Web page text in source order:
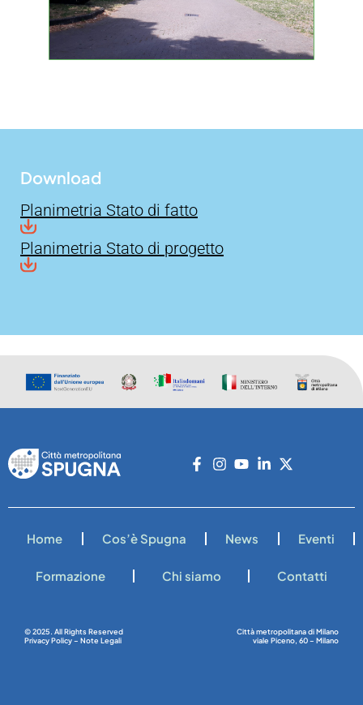
Download
Planimetria Stato di fatto
Planimetria Stato di progetto
Home Cos’è Spugna News Eventi
Formazione Chi siamo Contatti
© 2025. All Rights Reserved
Privacy Policy – Note Legali
Città metropolitana di Milano
viale Piceno, 60 – Milano